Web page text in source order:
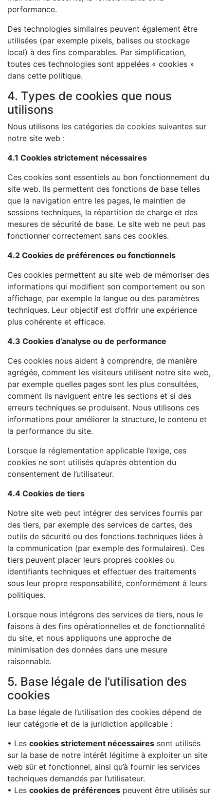
performance.
Des technologies similaires peuvent également être
utilisées (par exemple pixels, balises ou stockage
local) à des fins comparables. Par simplification,
toutes ces technologies sont appelées « cookies »
dans cette politique.
4. Types de cookies que nous
utilisons
Nous utilisons les catégories de cookies suivantes sur
notre site web :
4.1 Cookies strictement nécessaires
Ces cookies sont essentiels au bon fonctionnement du
site web. Ils permettent des fonctions de base telles
que la navigation entre les pages, le maintien de
sessions techniques, la répartition de charge et des
mesures de sécurité de base. Le site web ne peut pas
fonctionner correctement sans ces cookies.
4.2 Cookies de préférences ou fonctionnels
Ces cookies permettent au site web de mémoriser des
informations qui modifient son comportement ou son
affichage, par exemple la langue ou des paramètres
techniques. Leur objectif est d’offrir une expérience
plus cohérente et efficace.
4.3 Cookies d’analyse ou de performance
Ces cookies nous aident à comprendre, de manière
agrégée, comment les visiteurs utilisent notre site web,
par exemple quelles pages sont les plus consultées,
comment ils naviguent entre les sections et si des
erreurs techniques se produisent. Nous utilisons ces
informations pour améliorer la structure, le contenu et
la performance du site.
Lorsque la réglementation applicable l’exige, ces
cookies ne sont utilisés qu’après obtention du
consentement de l’utilisateur.
4.4 Cookies de tiers
Notre site web peut intégrer des services fournis par
des tiers, par exemple des services de cartes, des
outils de sécurité ou des fonctions techniques liées à
la communication (par exemple des formulaires). Ces
tiers peuvent placer leurs propres cookies ou
identifiants techniques et effectuer des traitements
sous leur propre responsabilité, conformément à leurs
politiques.
Lorsque nous intégrons des services de tiers, nous le
faisons à des fins opérationnelles et de fonctionnalité
du site, et nous appliquons une approche de
minimisation des données dans une mesure
raisonnable.
5. Base légale de l’utilisation des
cookies
La base légale de l’utilisation des cookies dépend de
leur catégorie et de la juridiction applicable :
• Les cookies strictement nécessaires sont utilisés
sur la base de notre intérêt légitime à exploiter un site
web sûr et fonctionnel, ainsi qu’à fournir les services
techniques demandés par l’utilisateur.
• Les cookies de préférences peuvent être utilisés sur